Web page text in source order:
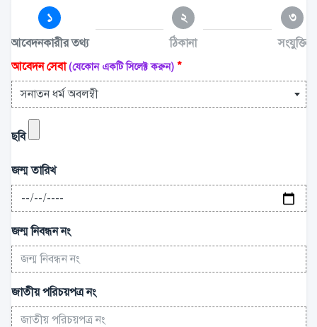
১
আবেদনকারীর তথ্য
২
ঠিকানা
৩
সংযুক্তি
আবেদন সেবা(যেকোন একটি সিলেক্ট করুন) *
সনাতন ধর্ম অবলম্বী
ছবি
জন্ম তারিখ
জন্ম নিবন্ধন নং
জাতীয় পরিচয়পত্র নং